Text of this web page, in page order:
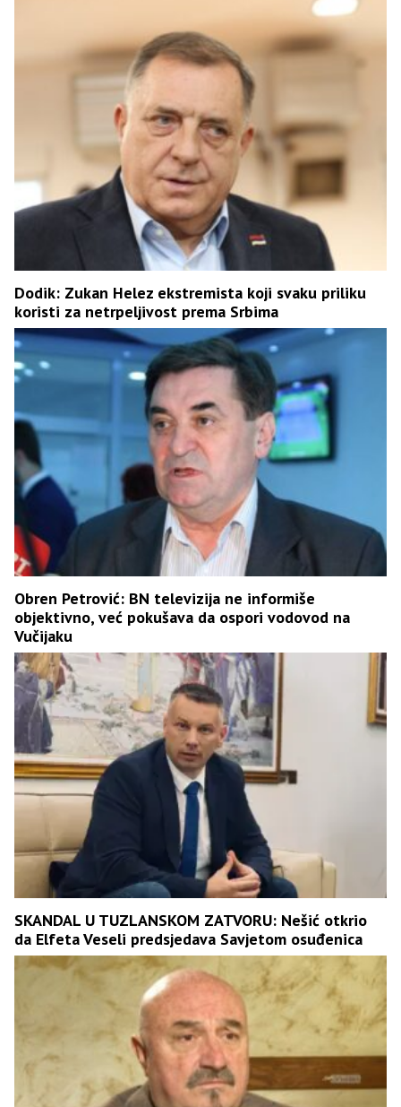
Dodik: Zukan Helez ekstremista koji svaku priliku
koristi za netrpeljivost prema Srbima
Obren Petrović: BN televizija ne informiše
objektivno, već pokušava da ospori vodovod na
Vučijaku
SKANDAL U TUZLANSKOM ZATVORU: Nešić otkrio
da Elfeta Veseli predsjedava Savjetom osuđenica